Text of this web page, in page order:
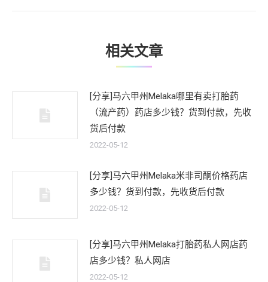
文
相关文章
[分享]马六甲州Melaka哪里有卖打胎药
（流产药）药店多少钱？货到付款，先收
货后付款
2022-05-12
[分享]马六甲州Melaka米非司酮价格药店
多少钱？货到付款，先收货后付款
2022-05-12
[分享]马六甲州Melaka打胎药私人网店药
店多少钱？私人网店
2022-05-12